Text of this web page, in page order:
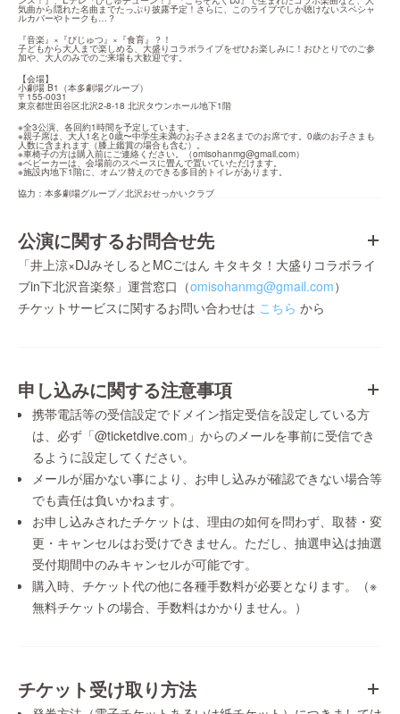
気曲から隠れた名曲までたっぷり披露予定！さらに、このライブでしか聴けないスペシャ
ルカバーやトークも…？
『音楽』×『びじゅつ』×『食育』？！
子どもから大人まで楽しめる、大盛りコラボライブをぜひお楽しみに！おひとりでのご参
加や、大人のみでのご来場も大歓迎です。
【会場】
小劇場 B1（本多劇場グループ）
〒155-0031
東京都世田谷区北沢2-8-18 北沢タウンホール地下1階
※全3公演、各回約1時間を予定しています。
※親子席は、大人1名と0歳〜中学生未満のお子さま2名までのお席です。0歳のお子さまも
人数に含まれます（膝上鑑賞の場合も含む）。
※車椅子の方は購入前にご連絡ください。（omisohanmg@gmail.com）
※ベビーカーは、会場前のスペースに畳んで置いていただけます。
※施設内地下1階に、オムツ替えのできる多目的トイレがあります。
協力：本多劇場グループ／北沢おせっかいクラブ
公演に関するお問合せ先
「井上涼×DJみそしるとMCごはん キタキタ！大盛りコラボライ
ブin下北沢音楽祭」運営窓口（omisohanmg@gmail.com）
チケットサービスに関するお問い合わせは こちら から
申し込みに関する注意事項
携帯電話等の受信設定でドメイン指定受信を設定している方
は、必ず「@ticketdive.com」からのメールを事前に受信でき
るように設定してください。
メールが届かない事により、お申し込みが確認できない場合等
でも責任は負いかねます。
お申し込みされたチケットは、理由の如何を問わず、取替・変
更・キャンセルはお受けできません。ただし、抽選申込は抽選
受付期間中のみキャンセルが可能です。
購入時、チケット代の他に各種手数料が必要となります。（※
無料チケットの場合、手数料はかかりません。）
チケット受け取り方法